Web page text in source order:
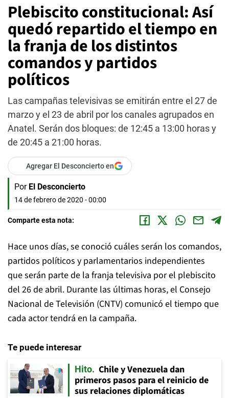
Plebiscito constitucional: Así
quedó repartido el tiempo en
la franja de los distintos
comandos y partidos
políticos
Las campañas televisivas se emitirán entre el 27 de
marzo y el 23 de abril por los canales agrupados en
Anatel. Serán dos bloques: de 12:45 a 13:00 horas y
de 20:45 a 21:00 horas.
Agregar El Desconcierto en
Por El Desconcierto
14 de febrero de 2020 - 00:00
Comparte esta nota:
Hace unos días, se conoció cuáles serán los comandos,
partidos políticos y parlamentarios independientes
que serán parte de la franja televisiva por el plebiscito
del 26 de abril. Durante las últimas horas, el Consejo
Nacional de Televisión (CNTV) comunicó el tiempo que
cada actor tendrá en la campaña.
Te puede interesar
Hito
Chile y Venezuela dan
primeros pasos para el reinicio de
sus relaciones diplomáticas